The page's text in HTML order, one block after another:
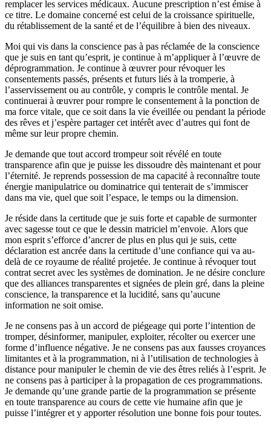
remplacer les services médicaux. Aucune prescription n’est émise à
ce titre. Le domaine concerné est celui de la croissance spirituelle,
du rétablissement de la santé et de l’équilibre à bien des niveaux.
Moi qui vis dans la conscience pas à pas réclamée de la conscience
que je suis en tant qu’esprit, je continue à m’appliquer à l’œuvre de
déprogrammation. Je continue à œuvrer pour révoquer les
consentements passés, présents et futurs liés à la tromperie, à
l’asservissement ou au contrôle, y compris le contrôle mental. Je
continuerai à œuvrer pour rompre le consentement à la ponction de
ma force vitale, que ce soit dans la vie éveillée ou pendant la période
des rêves et j’espère partager cet intérêt avec d’autres qui font de
même sur leur propre chemin.
Je demande que tout accord trompeur soit révélé en toute
transparence afin que je puisse les dissoudre dès maintenant et pour
l’éternité. Je reprends possession de ma capacité à reconnaître toute
énergie manipulatrice ou dominatrice qui tenterait de s’immiscer
dans ma vie, quel que soit l’espace, le temps ou la dimension.
Je réside dans la certitude que je suis forte et capable de surmonter
avec sagesse tout ce que le dessin matriciel m’envoie. Alors que
mon esprit s’efforce d’ancrer de plus en plus qui je suis, cette
déclaration est ancrée dans la certitude d’une confiance qui va au-
delà de ce royaume de réalité projetée. Je continue à révoquer tout
contrat secret avec les systèmes de domination. Je ne désire conclure
que des alliances transparentes et signées de plein gré, dans la pleine
conscience, la transparence et la lucidité, sans qu’aucune
information ne soit omise.
Je ne consens pas à un accord de piégeage qui porte l’intention de
tromper, désinformer, manipuler, exploiter, récolter ou exercer une
forme d’influence négative. Je ne consens pas aux fausses croyances
limitantes et à la programmation, ni à l’utilisation de technologies à
distance pour manipuler le chemin de vie des êtres reliés à l’esprit. Je
ne consens pas à participer à la propagation de ces programmations.
Je demande qu’une grande partie de la programmation se présente
en toute transparence au cours de cette vie humaine afin que je
puisse l’intégrer et y apporter résolution une bonne fois pour toutes.